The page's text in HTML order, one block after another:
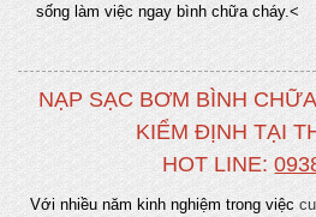
sống làm việc ngay bình chữa cháy.<
NẠP SẠC BƠM BÌNH
KIỂM ĐỊNH TẠI
HOT LINE:
Với nhiều năm kinh nghiệm trong việc